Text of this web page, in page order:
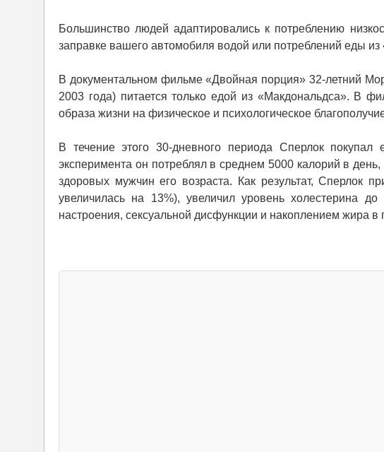
Большинство людей адаптировались к потреблению
заправке вашего автомобиля водой или потреблений еды
В документальном фильме «Двойная порция» 32-летний
2003 года) питается только едой из «Макдональдса». В
образа жизни на физическое и психологическое
В течение этого 30-дневного периода Сперлок
эксперимента он потреблял в среднем 5000 калорий в
здоровых мужчин его возраста. Как результат, Сперлок
увеличилась на 13%), увеличил уровень холестерина
настроения, сексуальной дисфункции и накоплением жира в